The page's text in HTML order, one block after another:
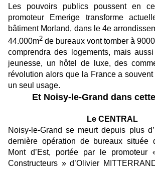
Les pouvoirs publics poussent en
promoteur Emerige transforme
bâtiment Morland, dans le 4e
44.000m2 de bureaux vont tomber à
comprendra des logements, mais
jeunesse, un hôtel de luxe, des
révolution alors que la France a
un seul usage.
Et Noisy-le-Grand dans
Le CENTRAL
Noisy-le-Grand se meurt depuis plus
dernière opération de bureaux située
Mont d’Est, portée par le promoteur
Constructeurs » d’Olivier